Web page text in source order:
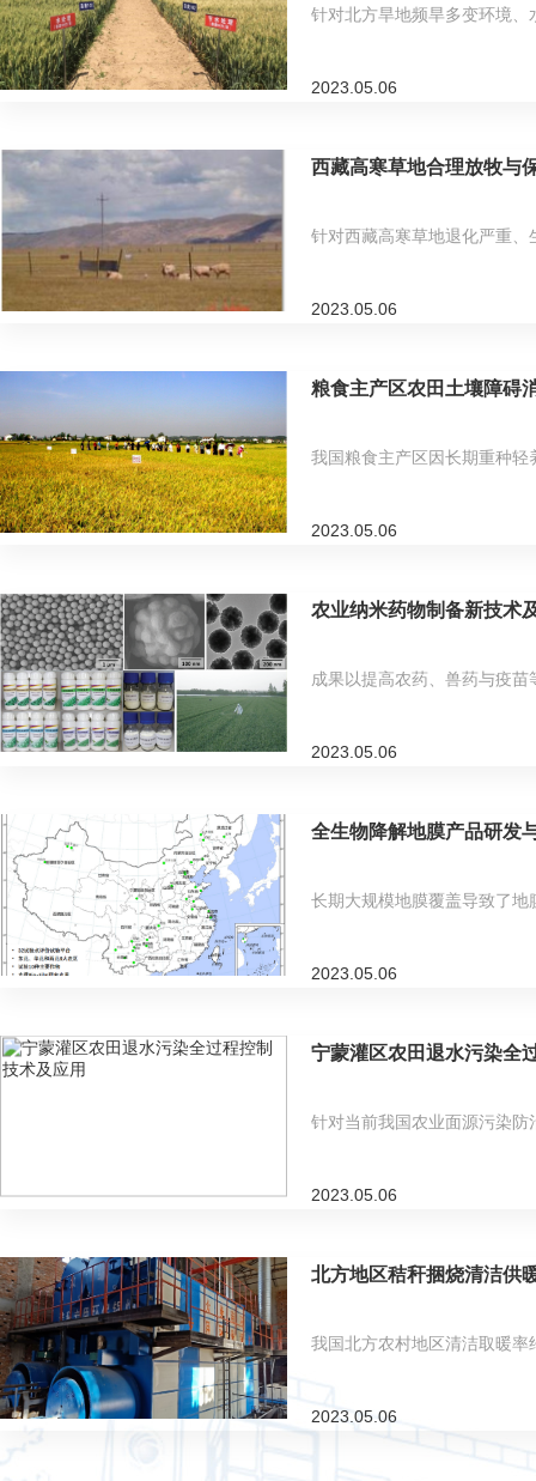
针对北方旱地频旱多变环境
2023.05.06
西藏高寒草地合理放牧与
针对西藏高寒草地退化严重
2023.05.06
粮食主产区农田土壤障碍
我国粮食主产区因长期重种
2023.05.06
农业纳米药物制备新技术
成果以提高农药、兽药与疫
2023.05.06
全生物降解地膜产品研发
长期大规模地膜覆盖导致了
2023.05.06
宁蒙灌区农田退水污染全
针对当前我国农业面源污染
2023.05.06
北方地区秸秆捆烧清洁供
我国北方农村地区清洁取暖
2023.05.06